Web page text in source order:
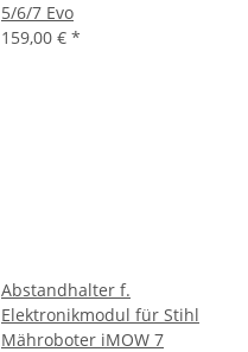
5/6/7 Evo
159,00 € *
Abstandhalter f.
Elektronikmodul für Stihl
Mähroboter iMOW 7